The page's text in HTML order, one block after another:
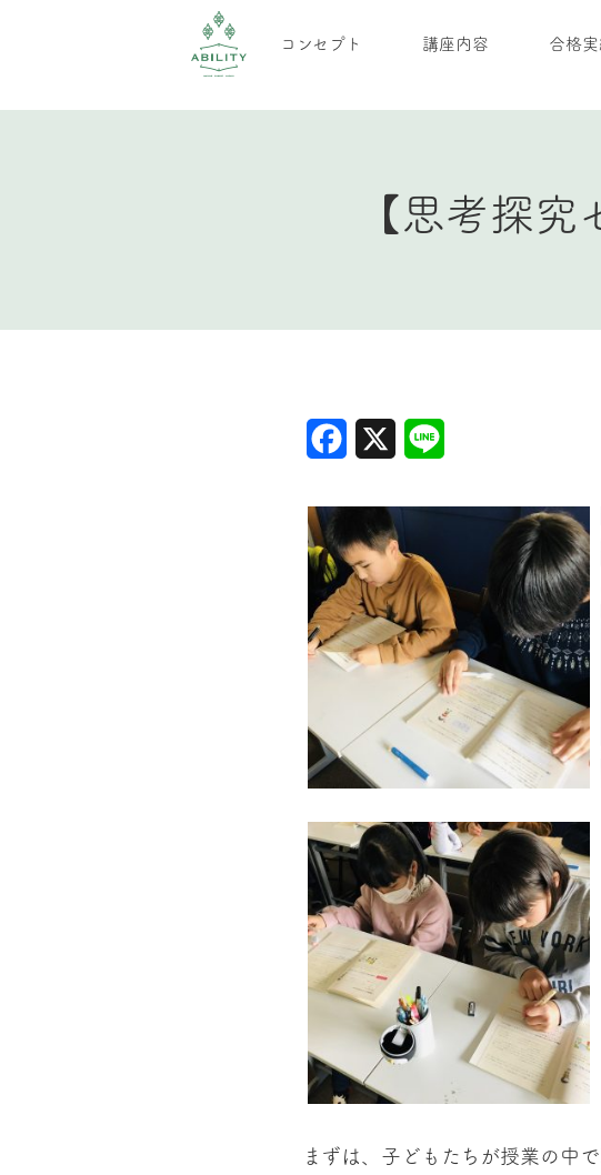
コンセプト 講座内容 合格実
【思考探
Facebook
まずは、子どもたちが授業の中